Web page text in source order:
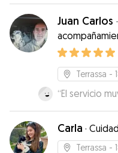
Juan Carlos ·
Terrassa -
“El servicio
Carla ·
Terrassa -